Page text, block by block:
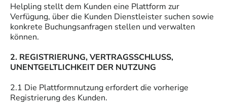
Helpling stellt dem Kunden eine Plattform zur
Verfügung, über die Kunden Dienstleister suchen sowie
konkrete Buchungsanfragen stellen und verwalten
können.
2. REGISTRIERUNG, VERTRAGSSCHLUSS,
UNENTGELTLICHKEIT DER NUTZUNG
2.1 Die Plattformnutzung erfordert die vorherige
Registrierung des Kunden.